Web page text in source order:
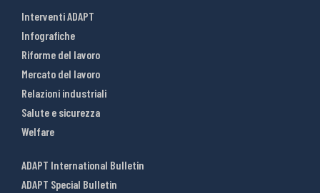
Interventi ADAPT
Infografiche
Riforme del lavoro
Mercato del lavoro
Relazioni industriali
Salute e sicurezza
Welfare
ADAPT International Bulletin
ADAPT Special Bulletin